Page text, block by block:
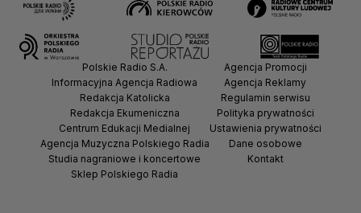
Polskie Radio S.A.
Informacyjna Agencja Radiowa
Redakcja Katolicka
Redakcja Ekumeniczna
Centrum Edukacji Medialnej
Agencja Muzyczna Polskiego Radia
Studia nagraniowe i koncertowe
Sklep Polskiego Radia
Agencja Promocji
Agencja Reklamy
Regulamin serwisu
Polityka prywatności
Ustawienia prywatności
Dane osobowe
Kontakt